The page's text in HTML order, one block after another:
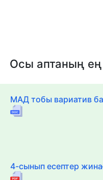
Осы аптаның ең
МАД тобы вариатив
4-сынып есептер